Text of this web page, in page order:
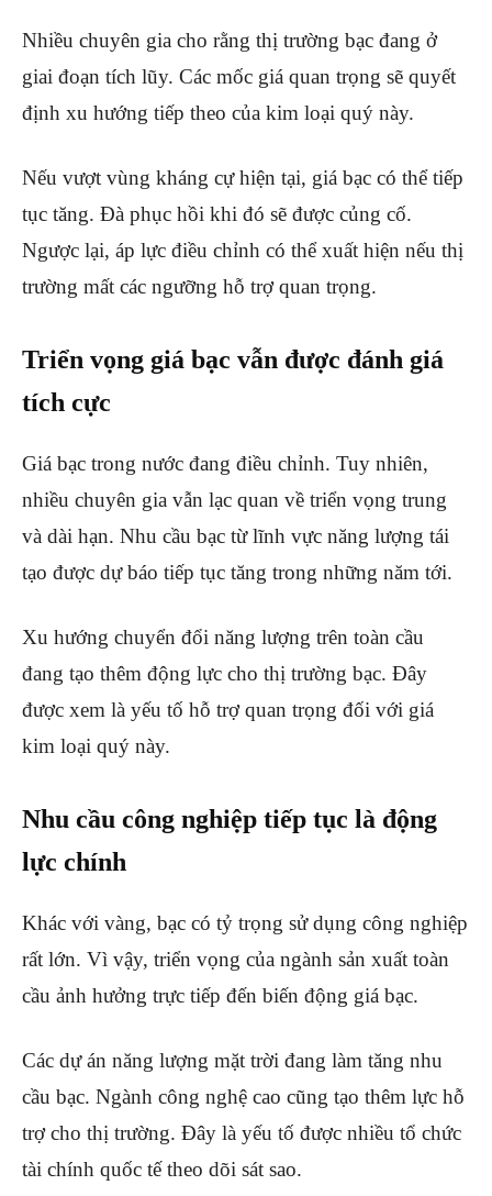
Nhiều chuyên gia cho rằng thị trường bạc đang ở
giai đoạn tích lũy. Các mốc giá quan trọng sẽ quyết
định xu hướng tiếp theo của kim loại quý này.
Nếu vượt vùng kháng cự hiện tại, giá bạc có thể tiếp
tục tăng. Đà phục hồi khi đó sẽ được củng cố.
Ngược lại, áp lực điều chỉnh có thể xuất hiện nếu thị
trường mất các ngưỡng hỗ trợ quan trọng.
Triển vọng giá bạc vẫn được đánh giá
tích cực
Giá bạc trong nước đang điều chỉnh. Tuy nhiên,
nhiều chuyên gia vẫn lạc quan về triển vọng trung
và dài hạn. Nhu cầu bạc từ lĩnh vực năng lượng tái
tạo được dự báo tiếp tục tăng trong những năm tới.
Xu hướng chuyển đổi năng lượng trên toàn cầu
đang tạo thêm động lực cho thị trường bạc. Đây
được xem là yếu tố hỗ trợ quan trọng đối với giá
kim loại quý này.
Nhu cầu công nghiệp tiếp tục là động
lực chính
Khác với vàng, bạc có tỷ trọng sử dụng công nghiệp
rất lớn. Vì vậy, triển vọng của ngành sản xuất toàn
cầu ảnh hưởng trực tiếp đến biến động giá bạc.
Các dự án năng lượng mặt trời đang làm tăng nhu
cầu bạc. Ngành công nghệ cao cũng tạo thêm lực hỗ
trợ cho thị trường. Đây là yếu tố được nhiều tổ chức
tài chính quốc tế theo dõi sát sao.